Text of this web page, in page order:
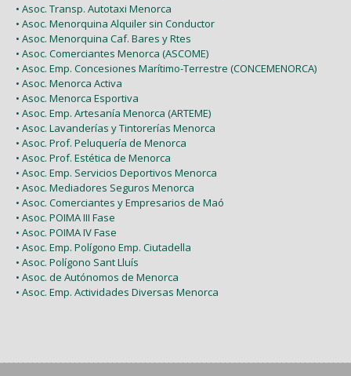
• Asoc. Transp. Autotaxi Menorca
• Asoc. Menorquina Alquiler sin Conductor
• Asoc. Menorquina Caf. Bares y Rtes
• Asoc. Comerciantes Menorca (ASCOME)
• Asoc. Emp. Concesiones Marítimo-Terrestre (CONCEMENORCA)
• Asoc. Menorca Activa
• Asoc. Menorca Esportiva
• Asoc. Emp. Artesanía Menorca (ARTEME)
• Asoc. Lavanderías y Tintorerías Menorca
• Asoc. Prof. Peluquería de Menorca
• Asoc. Prof. Estética de Menorca
• Asoc. Emp. Servicios Deportivos Menorca
• Asoc. Mediadores Seguros Menorca
• Asoc. Comerciantes y Empresarios de Maó
• Asoc. POIMA III Fase
• Asoc. POIMA IV Fase
• Asoc. Emp. Polígono Emp. Ciutadella
• Asoc. Polígono Sant Lluís
• Asoc. de Autónomos de Menorca
• Asoc. Emp. Actividades Diversas Menorca